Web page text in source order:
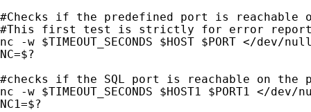
#Checks if the predefined port is reachable
#This first test is strictly for error
nc -w $TIMEOUT_SECONDS $HOST $PORT </dev/
NC=$?
#checks if the SQL port is reachable on the
nc -w $TIMEOUT_SECONDS $HOST1 $PORT1 </
NC1=$?